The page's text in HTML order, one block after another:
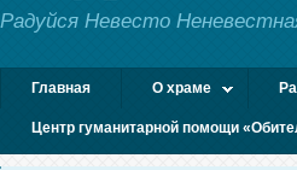
Радуйся Невесто
Главная О храме
Центр гуманитарной помощи